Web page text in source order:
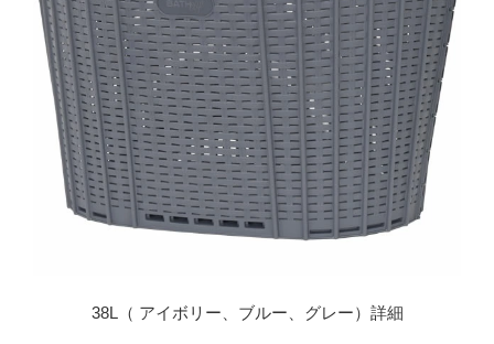
38L（ アイボリー、ブルー、グレー）詳細